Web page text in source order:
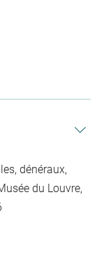
dénéraux,
du Louvre,